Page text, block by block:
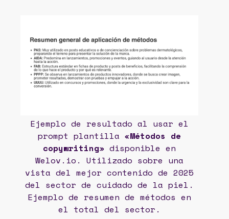
Ejemplo de resultado al usar el
prompt plantilla «Métodos de
copywriting» disponible en
Welov.io. Utilizado sobre una
vista del mejor contenido de 2025
del sector de cuidado de la piel.
Ejemplo de resumen de métodos en
el total del sector.